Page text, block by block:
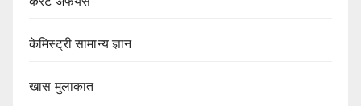
केमिस्ट्री सामान्य ज्ञान
खास मुलाकात